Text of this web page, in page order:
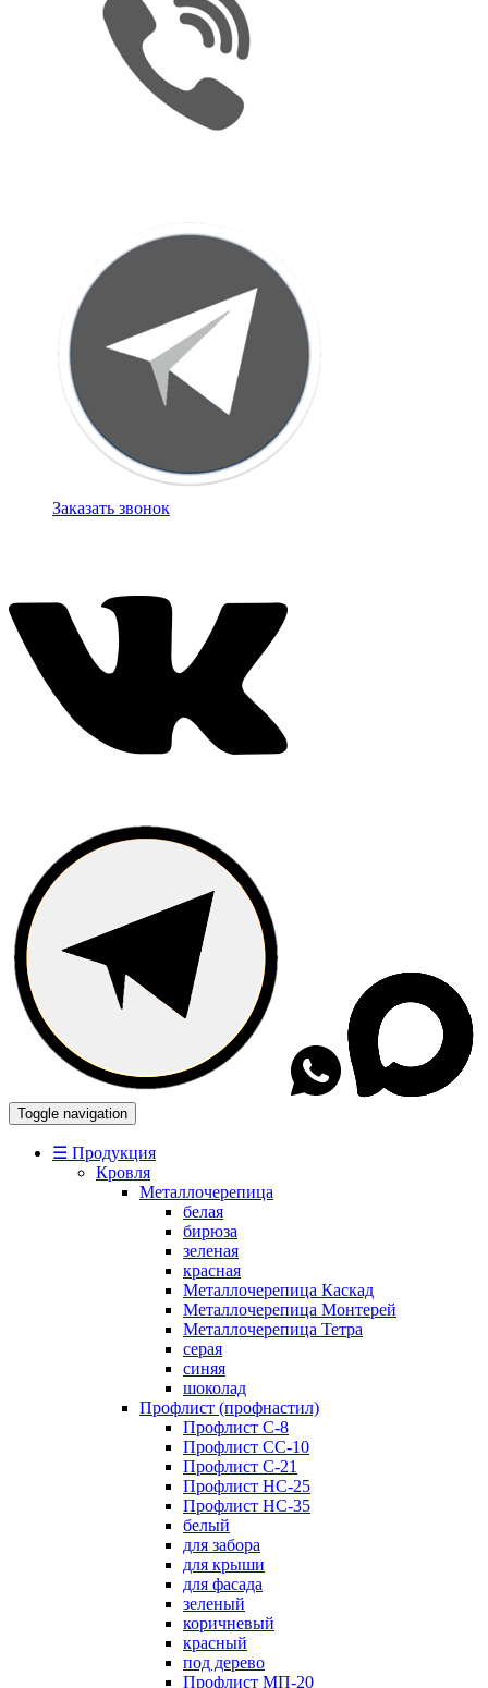
Заказать звонок
Toggle navigation
☰ Продукция
Кровля
Металлочерепица
белая
бирюза
зеленая
красная
Металлочерепица Каскад
Металлочерепица Монтерей
Металлочерепица Тетра
серая
синяя
шоколад
Профлист (профнастил)
Профлист С-8
Профлист СС-10
Профлист C-21
Профлист НС-25
Профлист НС-35
белый
для забора
для крыши
для фасада
зеленый
коричневый
красный
под дерево
Профлист МП-20